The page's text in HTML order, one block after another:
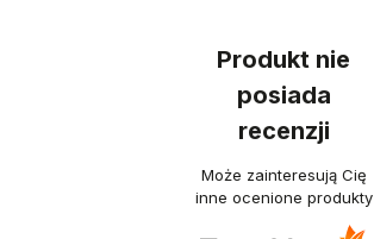
Produkt nie
posiada
recenzji
Może zainteresują Cię
inne ocenione produkty